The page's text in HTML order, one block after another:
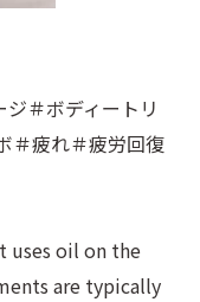
＃ボディートリ
＃疲れ＃疲労回復
uses oil on the
are typically